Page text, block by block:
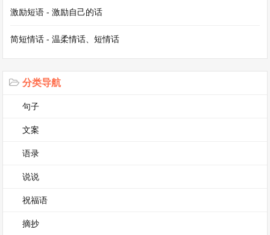
舟如离弦之箭在水面上飞驰，锣鼓声、呐喊声交织
对美好生活的向往，也体现了家乡深厚的文化底
家乡风俗的作文第3篇
珠，镶嵌在家乡的岁月长河之中，熠熠生辉。
每到春节前夕，村里就弥漫着浓浓的年味。其中最
激励短语 - 激励自己的话
简短情话 - 温柔情话、短情话
分类导航
句子
文案
语录
说说
祝福语
摘抄